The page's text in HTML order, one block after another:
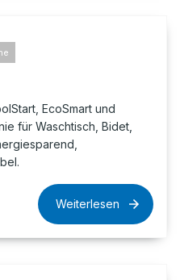
EcoSmart und
für Waschtisch, Bidet,
Weiterlesen